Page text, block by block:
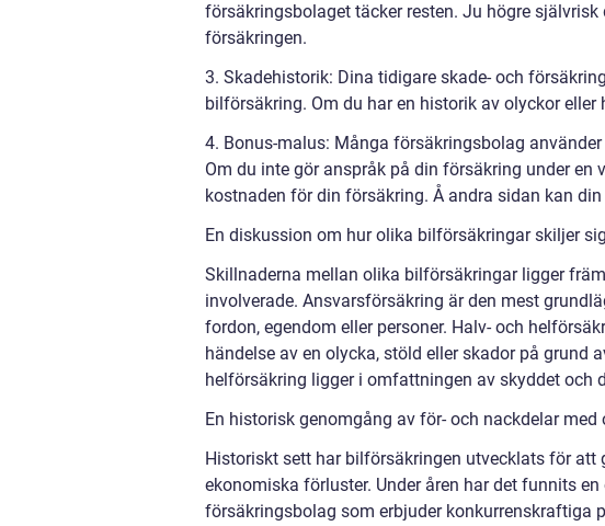
försäkringsbolaget täcker resten. Ju högre
försäkringen.
3. Skadehistorik: Dina tidigare skade- och
bilförsäkring. Om du har en historik av olyckor
4. Bonus-malus: Många försäkringsbolag
Om du inte gör anspråk på din försäkring under
kostnaden för din försäkring. Å andra sidan kan
En diskussion om hur olika bilförsäkringar skiljer
Skillnaderna mellan olika bilförsäkringar ligger
involverade. Ansvarsförsäkring är den mest
fordon, egendom eller personer. Halv- och
händelse av en olycka, stöld eller skador på grund
helförsäkring ligger i omfattningen av skyddet och
En historisk genomgång av för- och nackdelar
Historiskt sett har bilförsäkringen utvecklats för att
ekonomiska förluster. Under åren har det funnits
försäkringsbolag som erbjuder konkurrenskraftiga